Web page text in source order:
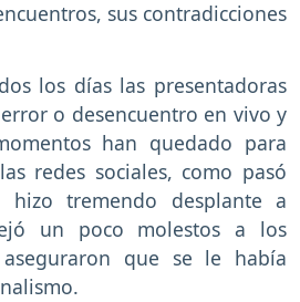
sus contradicciones
los días las presentadoras
o desencuentro en vivo y
han quedado para
redes sociales, como pasó
hizo tremendo desplante a
un poco molestos a los
que se le había